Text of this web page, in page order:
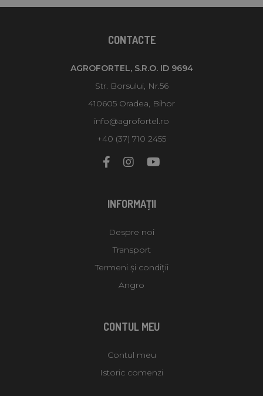
CONTACTE
AGROFORTEL, S.R.O. ID 9694
Str. Borsului, Nr.56
410605 Oradea, Bihor
info@agrofortel.ro
+40 (37) 710 2455
INFORMAŢII
Despre noi
Transport
Termeni și condiții
Angro
CONTUL MEU
Contul meu
Istoric comenzi